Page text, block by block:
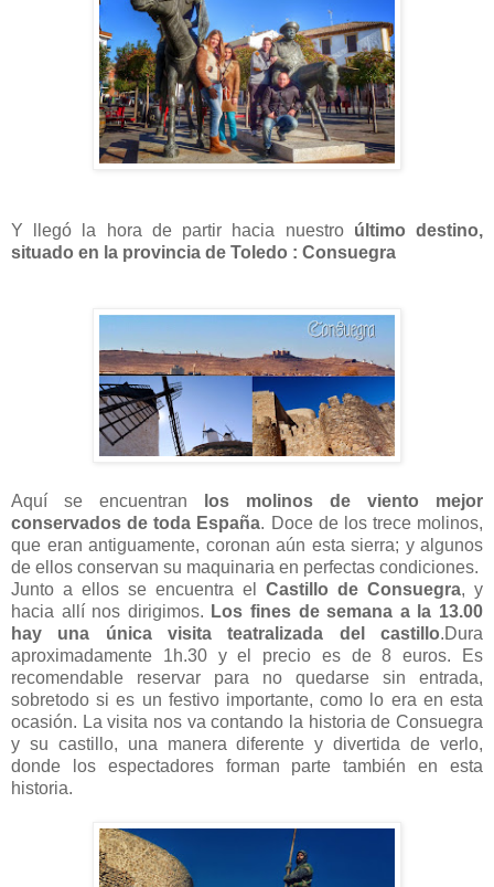
Y llegó la hora de partir hacia nuestro último destino,
situado en la provincia de Toledo : Consuegra
Aquí se encuentran
los molinos de viento mejor
conservados de toda España. Doce de los trece molinos,
que eran antiguamente, coronan aún esta sierra; y algunos
de ellos conservan su maquinaria en perfectas condiciones.
Junto a ellos se encuentra el Castillo de Consuegra, y
hacia allí nos dirigimos. Los fines de semana a la 13.00
hay una única visita teatralizada del castillo.Dura
aproximadamente 1h.30 y el precio es de 8 euros. Es
recomendable reservar para no quedarse sin entrada,
sobretodo si es un festivo importante, como lo era en esta
ocasión. La visita nos va contando la historia de Consuegra
y su castillo, una manera diferente y divertida de verlo,
donde los espectadores forman parte también en esta
historia.